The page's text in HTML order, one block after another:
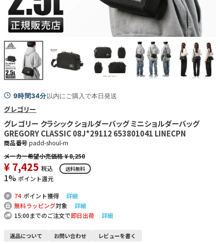
9時間34分以内にご購入で本日発送
グレゴリー
グレゴリー クラシック ショルダーバッグ ミニショルダーバッグ
GREGORY CLASSIC 08J*29112 653801041 LINECPN
商品番号 padd-shoul-m
¥8,250
¥ 7,425 税込 送料無料
1% ポイント還元
74 ポイント獲得
詳細
無料ラッピング対象
詳細
15:00までのご注文で即日出荷 詳細
返品について お問い合わせ レビューを書く